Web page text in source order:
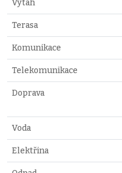
Výtah
Terasa
Komunikace
Telekomunikace
Doprava
Voda
Elektřina